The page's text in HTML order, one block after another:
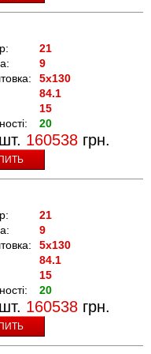
21
9
5x130
84.1
15
20
160538 грн.
21
9
5x130
84.1
15
20
160538 грн.